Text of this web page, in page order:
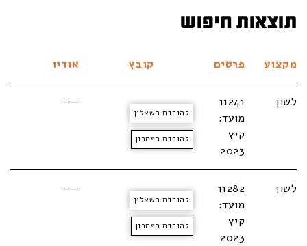
תוצאות חיפוש
מקצוע פרטים קובץ אודיו
לשון
11241
מועד:
קיץ
2023
להורדת השאלון
להורדת הפתרון
—-
לשון
11282
מועד:
קיץ
2023
להורדת השאלון
להורדת הפתרון
—-